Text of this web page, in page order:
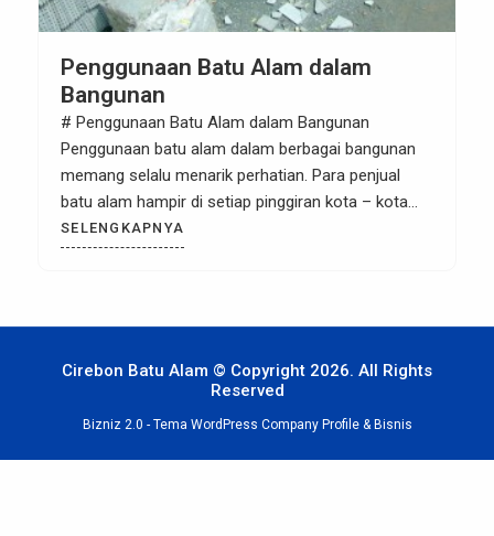
Penggunaan Batu Alam dalam
Bangunan
# Penggunaan Batu Alam dalam Bangunan
Penggunaan batu alam dalam berbagai bangunan
memang selalu menarik perhatian. Para penjual
batu alam hampir di setiap pinggiran kota – kota
besar ada. Penampilan alaminya sangat
menarik perhatian dan kesannya yang adem untuk
dinding yang […]
SELENGKAPNYA
Cirebon Batu Alam © Copyright 2026. All Rights
Reserved
Bizniz 2.0 - Tema WordPress Company Profile & Bisnis